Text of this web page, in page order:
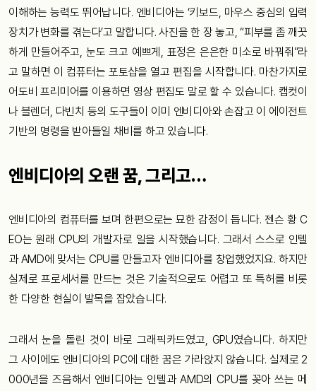
이해하는 능력도 뛰어납니다. 엔비디아는 ‘키보드, 마우스 중심의 입력
장치가 변화를 겪는다’고 말합니다. 사진을 한 장 놓고, “피부를 좀 깨끗
하게 만들어주고, 눈도 크고 예쁘게, 표정은 은은한 미소로 바꿔줘”라
고 말하면 이 컴퓨터는 포토샵을 열고 편집을 시작합니다. 마찬가지로
어도비 프리미어를 이용하면 영상 편집도 말로 할 수 있습니다. 캡컷이
나 블렌더, 다빈치 등의 도구들이 이미 엔비디아와 손잡고 이 에이전트
기반의 명령을 받아들일 채비를 하고 있습니다.
엔비디아의 오랜 꿈, 그리고…
엔비디아의 컴퓨터를 보며 한편으로는 묘한 감정이 듭니다. 젠슨 황 C
EO는 원래 CPU의 개발자로 일을 시작했습니다. 그래서 스스로 인텔
과 AMD에 맞서는 CPU를 만들고자 엔비디아를 창업했었지요. 하지만
실제로 프로세서를 만드는 것은 기술적으로도 어렵고 또 특허를 비롯
한 다양한 현실이 발목을 잡았습니다.
그래서 눈을 돌린 것이 바로 그래픽카드였고, GPU였습니다. 하지만
그 사이에도 엔비디아의 PC에 대한 꿈은 가라앉지 않습니다. 실제로 2
000년을 즈음해서 엔비디아는 인텔과 AMD의 CPU를 꽂아 쓰는 메